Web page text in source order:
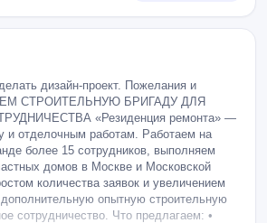
дизайн-проект. Пожелания и
СТРОИТЕЛЬНУЮ БРИГАДУ ДЛЯ
«Резиденция ремонта» —
и отделочным работам. Работаем на
более 15 сотрудников, выполняем
домов в Москве и Московской
количества заявок и увеличением
опытную строительную
сотрудничество. Что предлагаем: •